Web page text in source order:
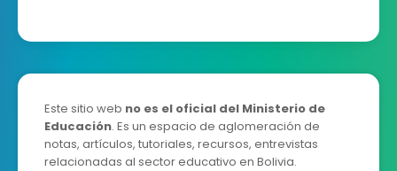
Este sitio web no es el oficial del Ministerio de
Educación. Es un espacio de aglomeración de
notas, artículos, tutoriales, recursos, entrevistas
relacionadas al sector educativo en Bolivia.